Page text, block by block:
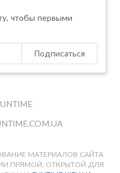
чтобы первыми
Подписаться
МАТЕРИАЛОВ САЙТА
ПРЯМОЙ, ОТКРЫТОЙ ДЛЯ